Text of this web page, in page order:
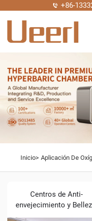
+86-
Inicio> Aplicación De
Centros de Anti-
envejecimiento y
Revolucionando la